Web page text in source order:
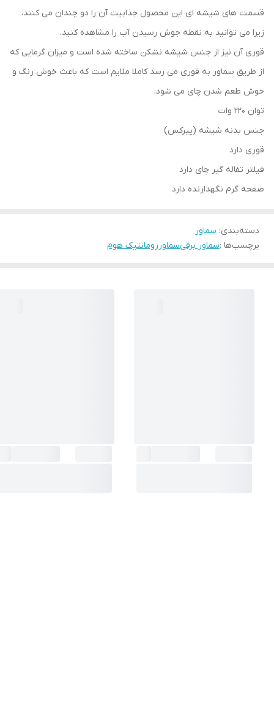
قسمت های شیشه ای این محصول جذابیت آن را دو چندان می کنند،
زیرا می توانید به نقطه جوش رسیدن آب را مشاهده کنید.
قوری آن نیز از جنس شیشه نشکن ساخته شده است و میزان گرمایی که
از طریق سماور به قوری می رسد کاملا ملایم است که باعث خوش رنگ و
خوش طعم شدن چای می شود.
توان ۲۲۰ وات
جنس بدنه شیشه (پیرکس)
قوری دارد
فیلتر تفاله گیر چای دارد
صفحه گرم نگهدارنده دارد
دسته‌بندی: سماور
برچسب‌ها :سماور برقیسماور رومانتیک هوم